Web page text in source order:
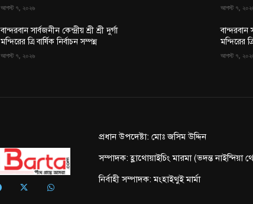
আগস্ট ৭, ২০২৬
বান্দরবান সার্বজনীন কেন্দ্রীয় শ্রী শ্রী দুর্গা
মন্দিরের ত্রি বার্ষিক নির্বাচন সম্পন্ন
আগস্ট ৭, ২০২৬
আগস্ট ৭,
বান্দরবান
মন্দিরের
আগস্ট ৭,
প্রধান উপদেষ্টা: মোঃ জসিম উদ্দিন
সম্পাদক: হ্লাথোয়াইচিং মারমা (ভদন্ত নাইন্দিয়া
নির্বাহী সম্পাদক: মংহাইথুই মার্মা